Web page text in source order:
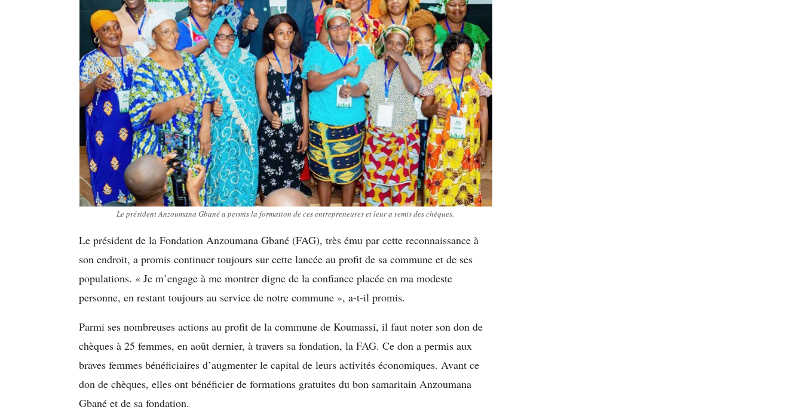
Le président Anzoumana Gbané a permis la formation de ces entrepreneures et leur a remis des chèques.
Le président de la Fondation Anzoumana Gbané (FAG), très ému par cette reconnaissance à
son endroit, a promis continuer toujours sur cette lancée au profit de sa commune et de ses
populations. « Je m’engage à me montrer digne de la confiance placée en ma modeste
personne, en restant toujours au service de notre commune », a-t-il promis.
Parmi ses nombreuses actions au profit de la commune de Koumassi, il faut noter son don de
chèques à 25 femmes, en août dernier, à travers sa fondation, la FAG. Ce don a permis aux
braves femmes bénéficiaires d’augmenter le capital de leurs activités économiques. Avant ce
don de chèques, elles ont bénéficier de formations gratuites du bon samaritain Anzoumana
Gbané et de sa fondation.